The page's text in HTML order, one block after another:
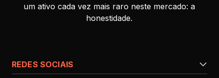
um ativo cada vez mais raro neste mercado: a
honestidade.
REDES SOCIAIS